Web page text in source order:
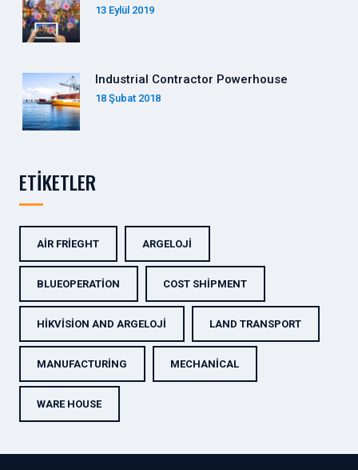
13 Eylül 2019
Industrial Contractor Powerhouse
18 Şubat 2018
ETIKETLER
AIR FRIEGHT ARGELOJI
BLUEOPERATION COST SHIPMENT
HIKVISION AND ARGELOJI LAND TRANSPORT
MANUFACTURING MECHANICAL
WARE HOUSE